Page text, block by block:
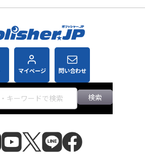
マイページ 問い合わせ
検索